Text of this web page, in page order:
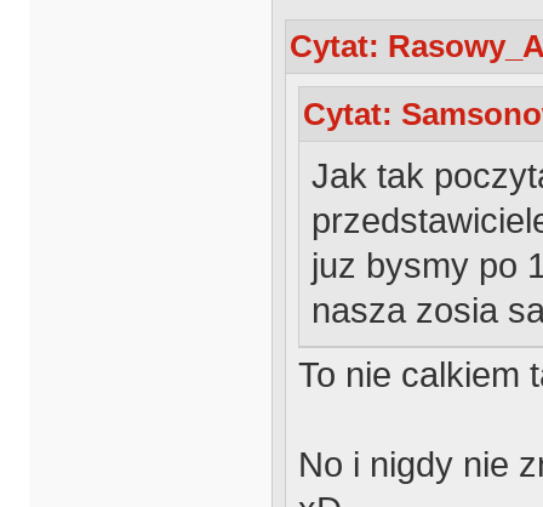
Cytat:
Cytat:
Jak tak
juz bysmy po
nasza zosia
To nie calkiem
No i nigdy nie